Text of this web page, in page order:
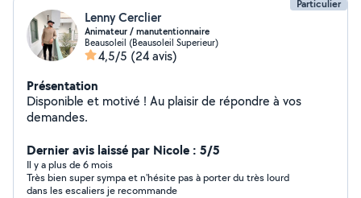
Particulier
Lenny Cerclier
Animateur / manutentionnaire
Beausoleil (Beausoleil Superieur)
4,5/5 (24 avis)
Présentation
Disponible et motivé ! Au plaisir de répondre à vos
demandes.
Dernier avis laissé par Nicole : 5/5
Il y a plus de 6 mois
Très bien super sympa et n'hésite pas à porter du très lourd
dans les escaliers je recommande